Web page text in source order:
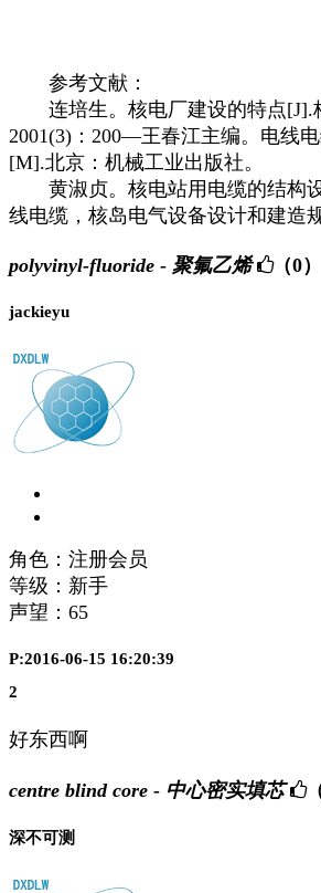
参考文献：
连培生。核电厂建设的特点[J].
2001(3)：200—王春江主编。电线
[M].北京：机械工业出版社。
黄淑贞。核电站用电缆的结构
线电缆，核岛电气设备设计和建造
polyvinyl-fluoride - 聚氟乙烯 （0）
jackieyu
角色：注册会员
等级：新手
声望： 65
P:2016-06-15 16:20:39
2
好东西啊
centre blind core - 中心密实填芯
深不可测